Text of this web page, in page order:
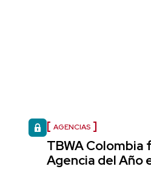
AGENCIAS
TBWA Colombia
Agencia del Año